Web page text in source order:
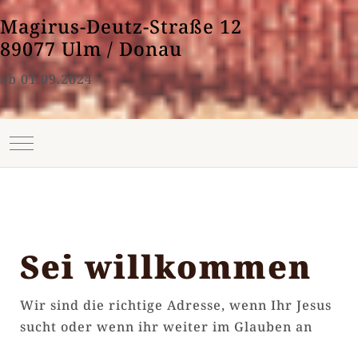
Magirus-Deutz-Straße 12
89077 Ulm / Donau
ab 01.09.2024
Mobile Menu Toggle
Sei willkommen
Wir sind die richtige Adresse, wenn Ihr Jesus
sucht oder wenn ihr weiter im Glauben an